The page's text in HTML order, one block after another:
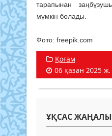
тарапынан
мүмкін болады.
Фото: freepik.com
Қоғам
06 қазан 2025 ж.
ҰҚСАС